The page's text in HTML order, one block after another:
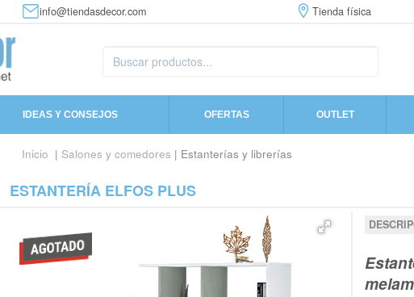
info@tiendasdecor.com Tienda física
IDEAS Y CONSEJOS OFERTAS OUTLET
Inicio | Salones y comedores | Estanterías y librerías
ESTANTERÍA ELFOS PLUS